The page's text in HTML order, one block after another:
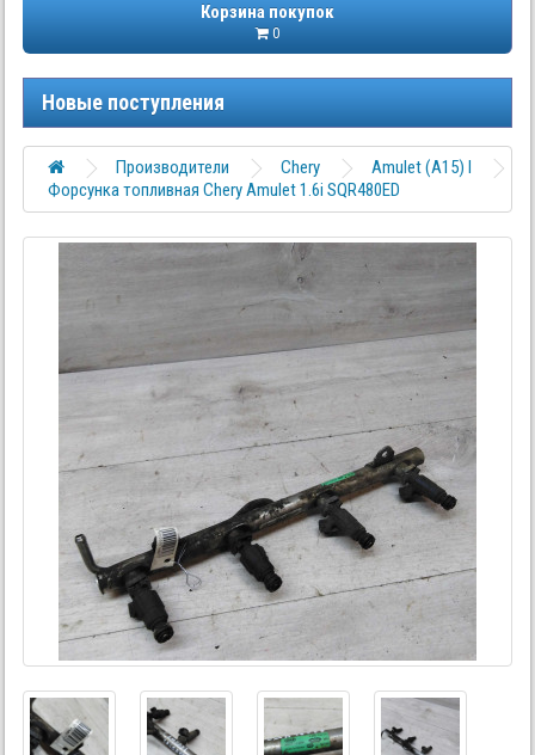
Корзина покупок
0
Новые поступления
Производители Chery
Amulet (A15) I
Форсунка топливная Chery Amulet 1.6i SQR480ED